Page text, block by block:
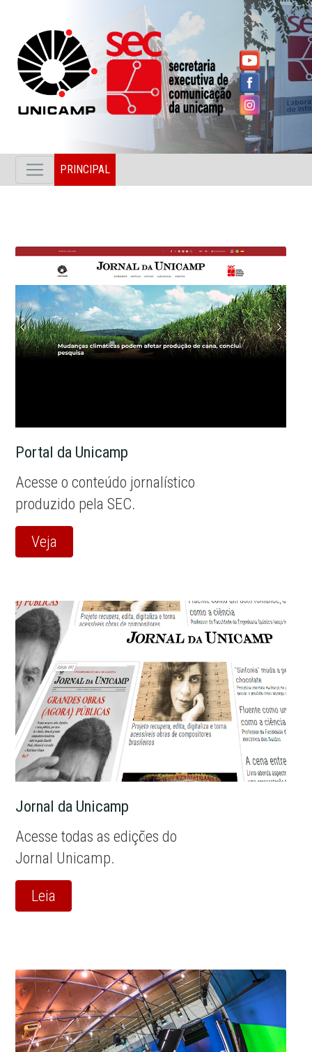
PRINCIPAL
Portal da Unicamp
Acesse o conteúdo jornalístico
produzido pela SEC.
Veja
Jornal da Unicamp
Acesse todas as edições do
Jornal Unicamp.
Leia